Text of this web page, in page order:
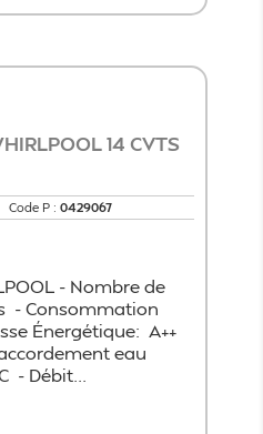
14 CVTS
Code P : 0429067
- Nombre de
- Consommation
Énergétique: A++
eau
- Débit...